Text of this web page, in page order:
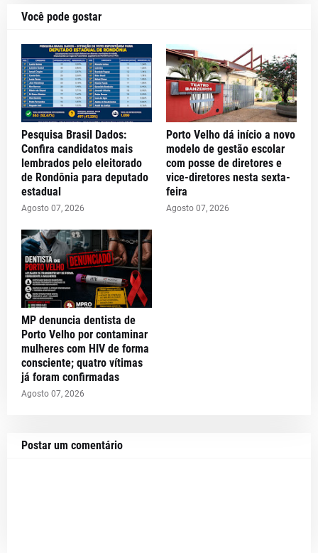
Você pode gostar
Pesquisa Brasil Dados:
Confira candidatos mais
lembrados pelo eleitorado
de Rondônia para deputado
estadual
Agosto 07, 2026
Porto Velho dá início a novo
modelo de gestão escolar
com posse de diretores e
vice-diretores nesta sexta-
feira
Agosto 07, 2026
MP denuncia dentista de
Porto Velho por contaminar
mulheres com HIV de forma
consciente; quatro vítimas
já foram confirmadas
Agosto 07, 2026
Postar um comentário